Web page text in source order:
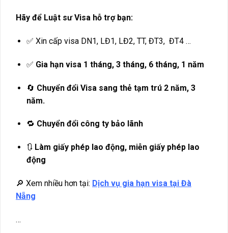
Hãy để Luật sư Visa hỗ trợ bạn:
✅ Xin cấp visa DN1, LĐ1, LĐ2, TT, ĐT3, ĐT4 …
✅ Gia hạn visa 1 tháng, 3 tháng, 6 tháng, 1 năm
🔄 Chuyển đổi Visa sang thẻ tạm trú 2 năm, 3
năm.
🔁 Chuyển đổi công ty bảo lãnh
🔃 Làm giấy phép lao động, miễn giấy phép lao
động
🔎 Xem nhiều hơn tại: Dịch vụ gia hạn visa tại Đà
Nẵng
…